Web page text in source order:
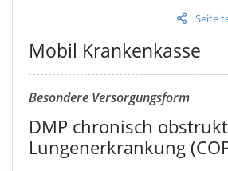
Seite
Mobil Krankenkasse
Besondere Versorgungsform
DMP chronisch
Lungenerkrankung